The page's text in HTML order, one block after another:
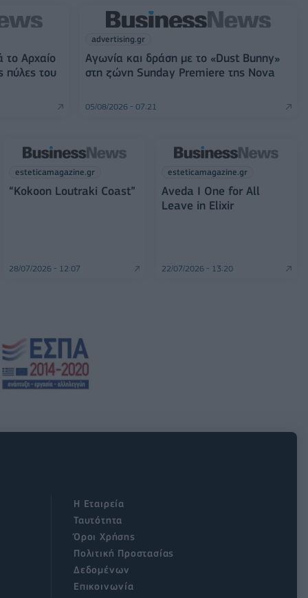
Αρχαίο
πύλες του
advertising.gr
Αγωνία και δράση με το «Dust Bunny»
στη ζώνη Sunday Premiere της Nova
05/08/2026 - 07:21
esteticamagazine.gr
“Kokoon Loutraki Coast”
28/07/2026 - 12:07
esteticamagazine.gr
Aveda I One for All
Leave in Elixir
22/07/2026 - 13:20
Η Εταιρεία
Ταυτότητα
Όροι Χρήσης
Πολιτική Προστασίας
Δεδομένων
Επικοινωνία